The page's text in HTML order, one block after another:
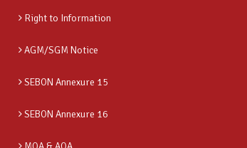
Right to Information
AGM/SGM Notice
SEBON Annexure 15
SEBON Annexure 16